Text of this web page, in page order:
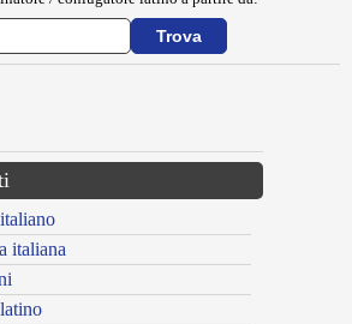
italiana